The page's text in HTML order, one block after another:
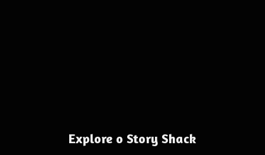
Explore o Story Shack